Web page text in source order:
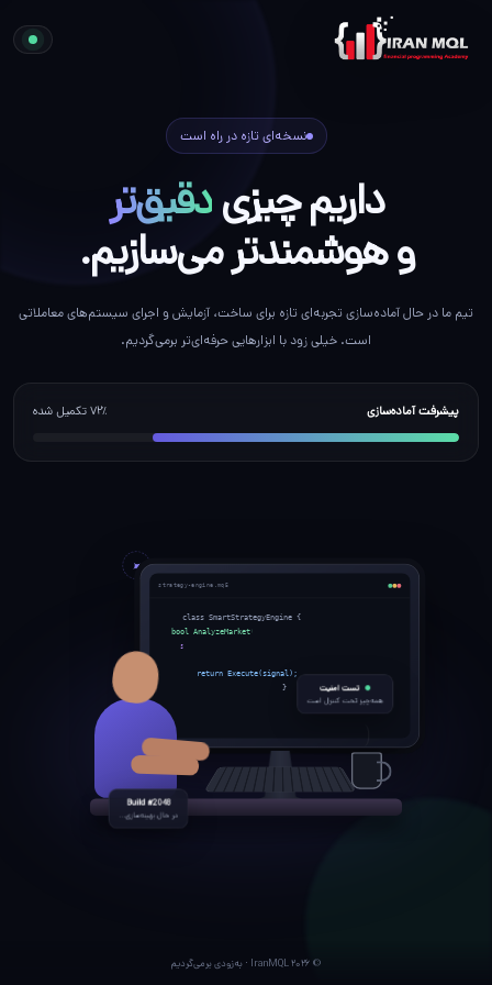
نسخه‌ای تازه در راه است
داریم چیزیدقیق‌تر
و هوشمندتر می‌سازیم.
تیم ما در حال آماده‌سازی تجربه‌ای تازه برای ساخت، آزمایش و اجرای سیستم‌های معاملاتی
است. خیلی زود با ابزارهایی حرفه‌ای‌تر برمی‌گردیم.
پیشرفت آماده‌سازی ۷۲٪ تکمیل شده
strategy-engine.mq5
class SmartStrategyEngine {
bool AnalyzeMarket() {
signal = ai.Predict(data);
return Execute(signal);
}
تست امنیت
همه‌چیز تحت کنترل است
Build #2048
در حال بهینه‌سازی...
© ۲۰۲۶ IranMQL · به‌زودی برمی‌گردیم